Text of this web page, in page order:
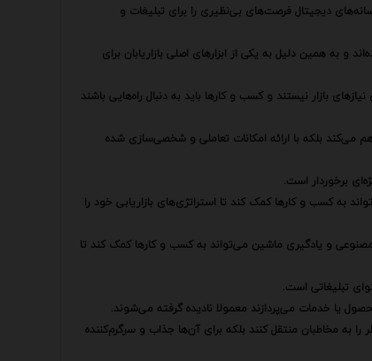
دیجیتال فرصت‌های بی‌نظیری را برای تبلیغات و
و به همین دلیل به یکی از ابزارهای اصلی بازاریابان برای
بازار نیستند و کسب و کارها باید به دنبال راه‌هایی باشند
می‌کند بلکه با ارائه امکانات تعاملی و شخصی‌سازی شده
برخوردار است.
به کسب و کارها کمک کند تا استراتژی‌های بازاریابی خود را
و یادگیری ماشین می‌تواند به کسب و کارها کمک کند تا
تبلیغاتی است.
یا خدمات می‌پردازند معمولا نادیده گرفته می‌شوند.
را به مخاطبان منتقل کنند بلکه برای آن‌ها جذاب و سرگرم‌کننده